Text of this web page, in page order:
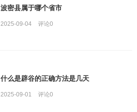
波密县属于哪个省市
2025-09-04 评论0
什么是辟谷的正确方法是几天
2025-09-01 评论0